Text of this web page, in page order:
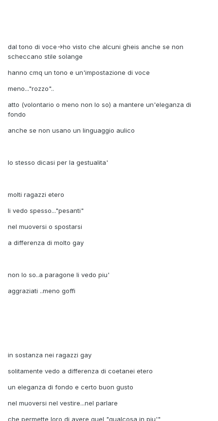
dal tono di voce->ho visto che alcuni gheis anche se non
scheccano stile solange
hanno cmq un tono e un'impostazione di voce
meno..."rozzo"..
atto (volontario o meno non lo so) a mantere un'eleganza di
fondo
anche se non usano un linguaggio aulico
lo stesso dicasi per la gestualita'
molti ragazzi etero
li vedo spesso..."pesanti"
nel muoversi o spostarsi
a differenza di molto gay
non lo so..a paragone li vedo piu'
aggraziati ..meno goffi
in sostanza nei ragazzi gay
solitamente vedo a differenza di coetanei etero
un eleganza di fondo e certo buon gusto
nel muoversi nel vestire...nel parlare
che permette loro di avere quel "qualcosa in piu'"